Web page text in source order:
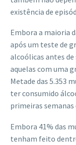
existência de
Embora a maioria
após um teste de
alcoólicas antes de
aquelas com uma
Metade das 5.353
ter consumido
primeiras semanas
Embora 41% das
tenham feito